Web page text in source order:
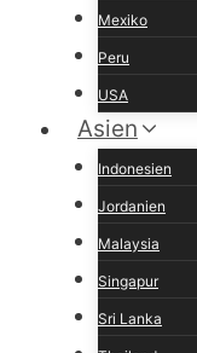
Mexiko
Peru
USA
Asien
Indonesien
Jordanien
Malaysia
Singapur
Sri Lanka